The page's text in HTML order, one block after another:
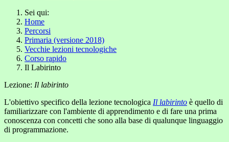
Sei qui:
Home
Percorsi
Primaria (versione 2018)
Vecchie lezioni tecnologiche
Corso rapido
Il Labirinto
Lezione: Il labirinto
L'obiettivo specifico della lezione tecnologica Il labirinto è quello di
familiarizzare con l'ambiente di apprendimento e di fare una prima
conoscenza con concetti che sono alla base di qualunque linguaggio
di programmazione.